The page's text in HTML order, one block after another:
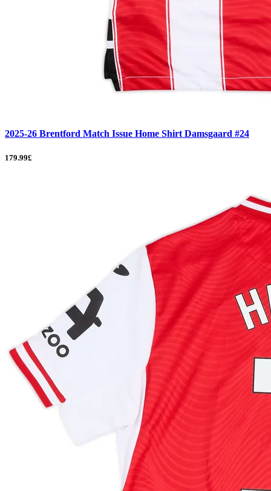
2025-26 Brentford Match Issue Home Shirt Damsgaard #24
179.99£